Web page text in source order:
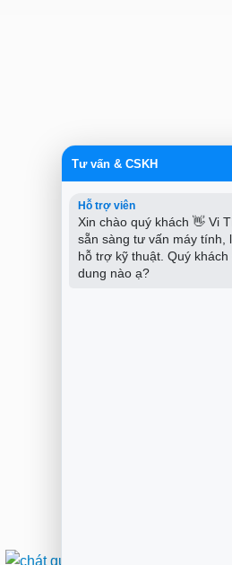
Tư vấn & CSKH
Hỗ trợ viên
Xin chào quý khách 👋 Vi
sẵn sàng tư vấn máy tính,
hỗ trợ kỹ thuật. Quý
dung nào ạ?